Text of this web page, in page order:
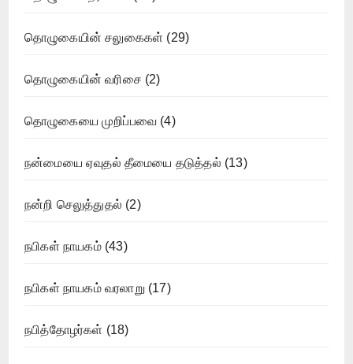
தொழுகையின் சலுகைகள் (29)
தொழுகையின் வரிசை (2)
தொழுகையை முறிப்பவை (4)
நன்மையை ஏவுதல் தீமையை தடுத்தல் (13)
நன்றி செலுத்துதல் (2)
நபிகள் நாயகம்(43)
நபிகள் நாயகம் வரலாறு (17)
நபித்தோழர்கள் (18)